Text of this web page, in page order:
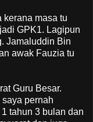
kerana masa tu
GPK1. Lagipun
Jamaluddin Bin
awak Fauzia tu
Guru Besar.
pernah
tahun 3 bulan dan